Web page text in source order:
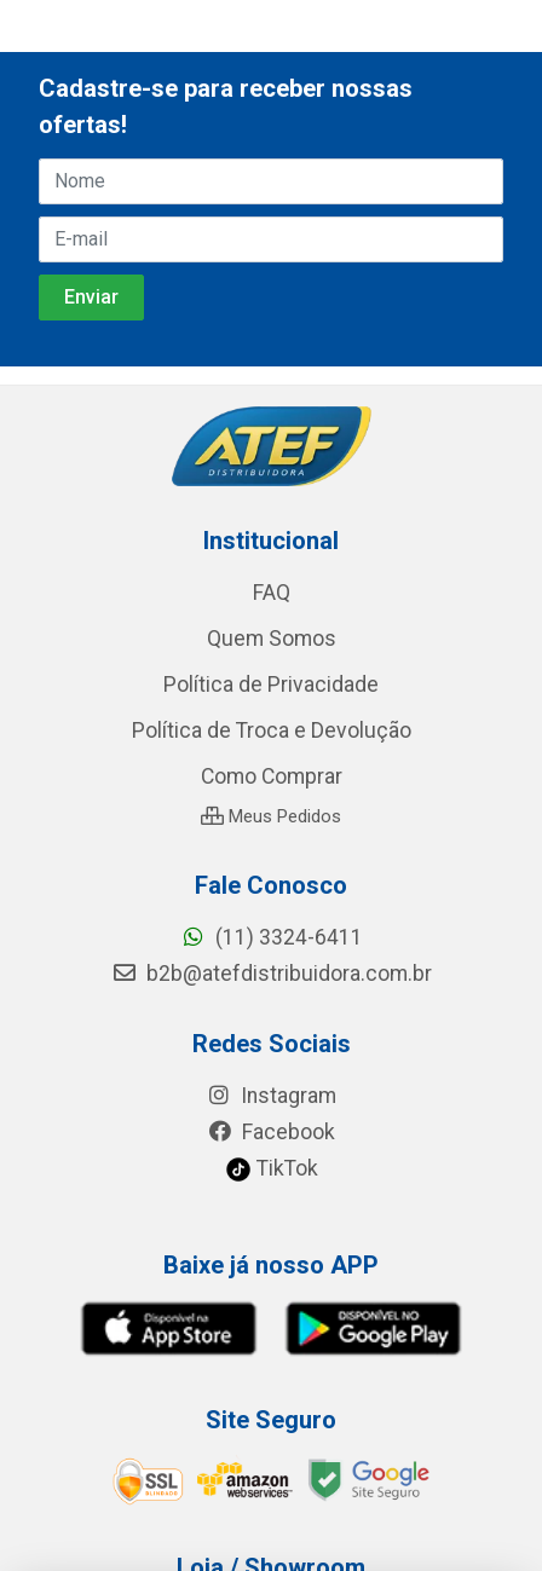
Cadastre-se para receber nossas
ofertas!
Institucional
FAQ
Quem Somos
Política de Privacidade
Política de Troca e Devolução
Como Comprar
Meus Pedidos
Fale Conosco
(11) 3324-6411
b2b@atefdistribuidora.com.br
Redes Sociais
Instagram
Facebook
TikTok
Baixe já nosso APP
Site Seguro